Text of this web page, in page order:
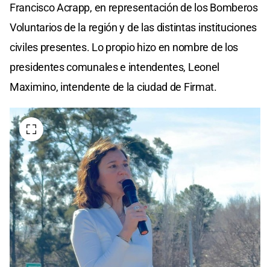
Francisco Acrapp, en representación de los Bomberos
Voluntarios de la región y de las distintas instituciones
civiles presentes. Lo propio hizo en nombre de los
presidentes comunales e intendentes, Leonel
Maximino, intendente de la ciudad de Firmat.